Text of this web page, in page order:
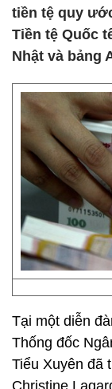
tiền tệ quy
Tiền tệ Quốc
Nhật và bảng
Tại một diễn
Thống đốc
Tiểu Xuyên đã
Christine